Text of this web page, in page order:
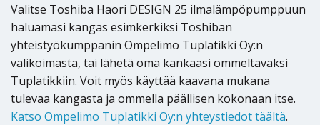
Valitse Toshiba Haori DESIGN 25 ilmalämpöpumppuun
haluamasi kangas esimkerkiksi Toshiban
yhteistyökumppanin Ompelimo Tuplatikki Oy:n
valikoimasta, tai lähetä oma kankaasi ommeltavaksi
Tuplatikkiin. Voit myös käyttää kaavana mukana
tulevaa kangasta ja ommella päällisen kokonaan itse.
Katso Ompelimo Tuplatikki Oy:n yhteystiedot täältä.